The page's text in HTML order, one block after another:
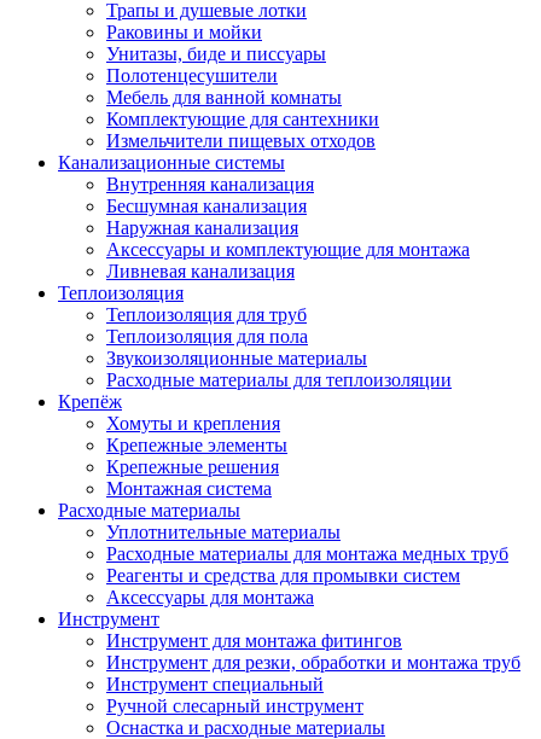
Трапы и душевые лотки
Раковины и мойки
Унитазы, биде и писсуары
Полотенцесушители
Мебель для ванной комнаты
Комплектующие для сантехники
Измельчители пищевых отходов
Канализационные системы
Внутренняя канализация
Бесшумная канализация
Наружная канализация
Аксессуары и комплектующие для монтажа
Ливневая канализация
Теплоизоляция
Теплоизоляция для труб
Теплоизоляция для пола
Звукоизоляционные материалы
Расходные материалы для теплоизоляции
Крепёж
Хомуты и крепления
Крепежные элементы
Крепежные решения
Монтажная система
Расходные материалы
Уплотнительные материалы
Расходные материалы для монтажа медных труб
Реагенты и средства для промывки систем
Аксессуары для монтажа
Инструмент
Инструмент для монтажа фитингов
Инструмент для резки, обработки и монтажа труб
Инструмент специальный
Ручной слесарный инструмент
Оснастка и расходные материалы